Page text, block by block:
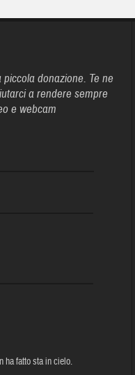
donazione. Te ne
a rendere sempre
e webcam
ha fatto sta in cielo.